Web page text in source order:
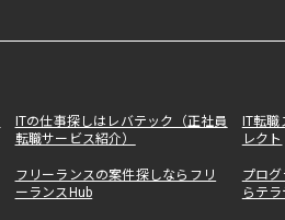
ITの仕事探しはレバテック（正社員
転職サービス紹介）
IT転
レクト
フリーランスの案件探しならフリ
ーランスHub
プロ
らテ